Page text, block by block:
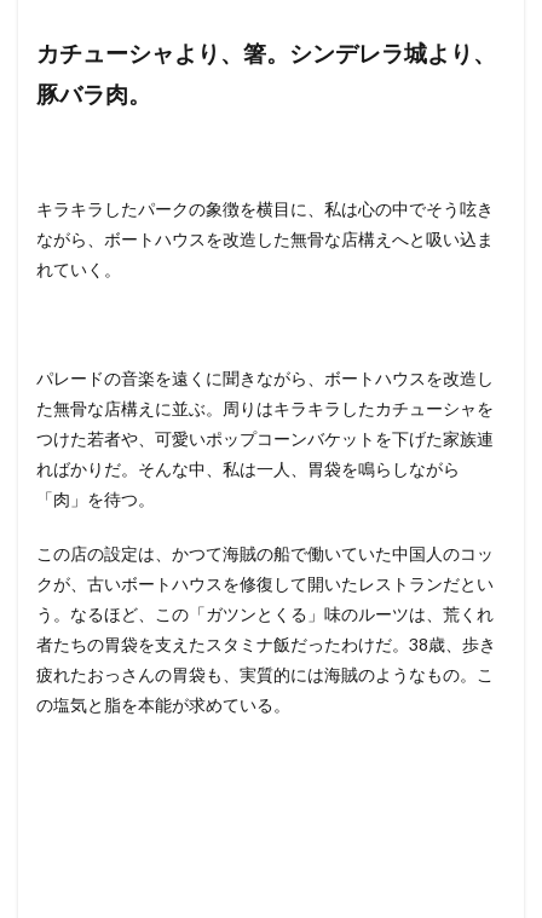
カチューシャより、箸。シンデレラ城より、
豚バラ肉。
キラキラしたパークの象徴を横目に、私は心の中でそう呟き
ながら、ボートハウスを改造した無骨な店構えへと吸い込ま
れていく。
パレードの音楽を遠くに聞きながら、ボートハウスを改造し
た無骨な店構えに並ぶ。周りはキラキラしたカチューシャを
つけた若者や、可愛いポップコーンバケットを下げた家族連
ればかりだ。そんな中、私は一人、胃袋を鳴らしながら
「肉」を待つ。
この店の設定は、かつて海賊の船で働いていた中国人のコッ
クが、古いボートハウスを修復して開いたレストランだとい
う。なるほど、この「ガツンとくる」味のルーツは、荒くれ
者たちの胃袋を支えたスタミナ飯だったわけだ。38歳、歩き
疲れたおっさんの胃袋も、実質的には海賊のようなもの。こ
の塩気と脂を本能が求めている。